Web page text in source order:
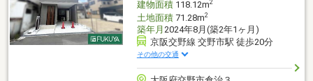
建物面積118.12m2
土地面積71.28m2
築年月 2024年8月(築2年1ヶ月)
京阪交野線 交野市駅 徒歩20分
その他の交通